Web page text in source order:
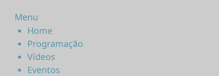
Menu
Home
Programação
Vídeos
Eventos